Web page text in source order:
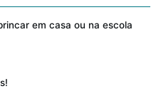
em casa ou na escola